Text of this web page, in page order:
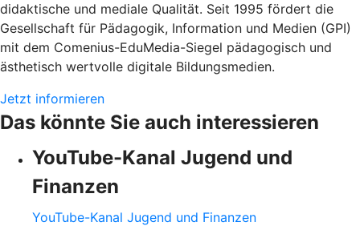
didaktische und mediale Qualität. Seit 1995 fördert die
Gesellschaft für Pädagogik, Information und Medien (GPI)
mit dem Comenius-EduMedia-Siegel pädagogisch und
ästhetisch wertvolle digitale Bildungsmedien.
Jetzt informieren
Das könnte Sie auch interessieren
YouTube-Kanal Jugend und
Finanzen
YouTube-Kanal Jugend und Finanzen